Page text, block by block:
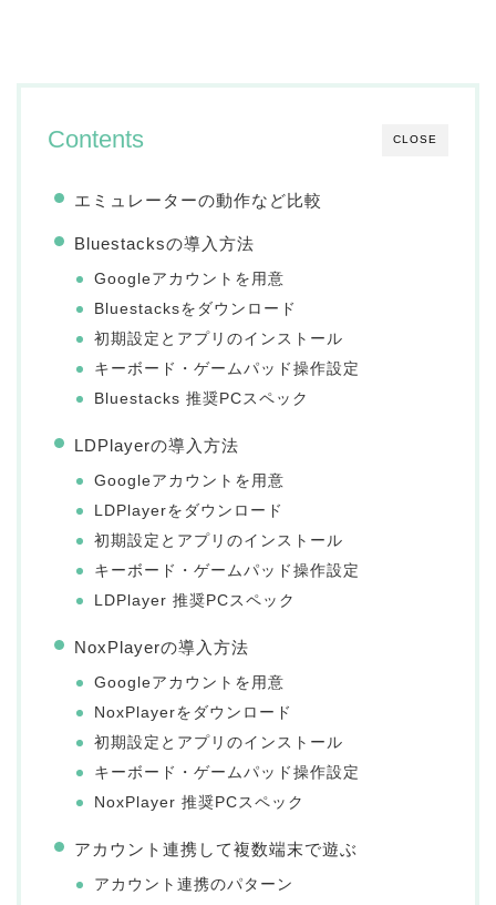
CLOSE
Contents
エミュレーターの動作など比較
Bluestacksの導入方法
Googleアカウントを用意
Bluestacksをダウンロード
初期設定とアプリのインストール
キーボード・ゲームパッド操作設定
Bluestacks 推奨PCスペック
LDPlayerの導入方法
Googleアカウントを用意
LDPlayerをダウンロード
初期設定とアプリのインストール
キーボード・ゲームパッド操作設定
LDPlayer 推奨PCスペック
NoxPlayerの導入方法
Googleアカウントを用意
NoxPlayerをダウンロード
初期設定とアプリのインストール
キーボード・ゲームパッド操作設定
NoxPlayer 推奨PCスペック
アカウント連携して複数端末で遊ぶ
アカウント連携のパターン